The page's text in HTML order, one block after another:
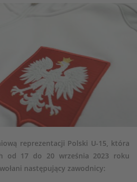
reprezentacji Polski U-15, która
od 17 do 20 września 2023 roku
następujący zawodnicy: